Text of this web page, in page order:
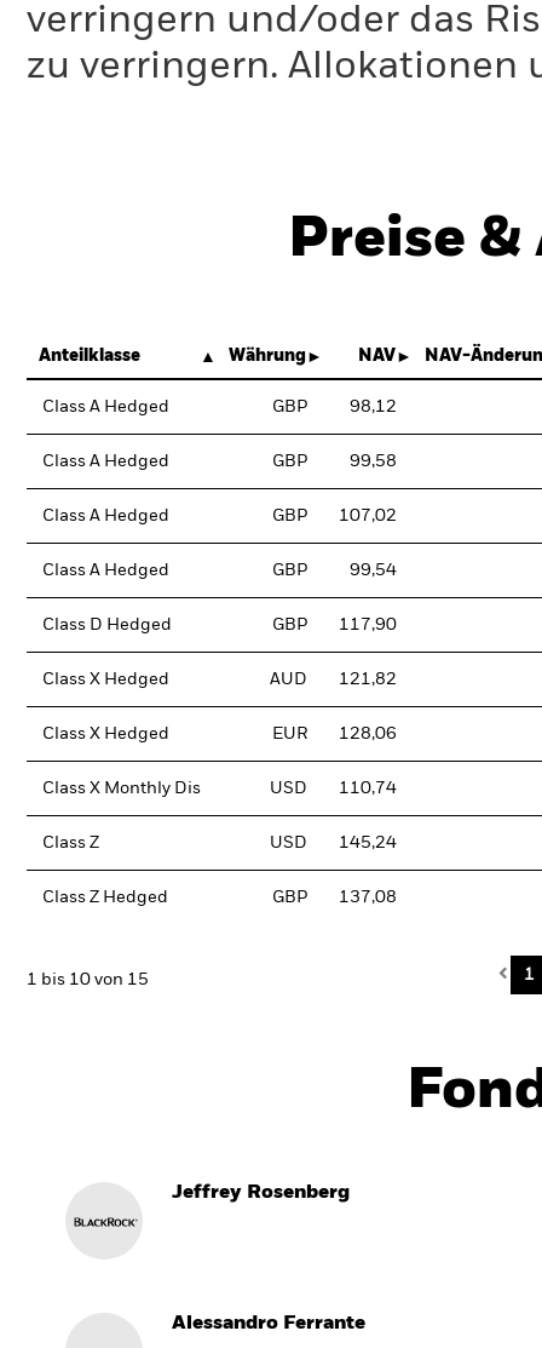
verringern und/oder das
zu verringern. Allokationen
Preise
Anteilklasse Währung NAV NAV-
Class A Hedged GBP 98,12
Class A Hedged GBP 99,58
Class A Hedged GBP 107,02
Class A Hedged GBP 99,54
Class D Hedged GBP 117,90
Class X Hedged AUD 121,82
Class X Hedged EUR 128,06
Class X Monthly Dis USD 110,74
Class Z USD 145,24
Class Z Hedged GBP 137,08
1 bis 10 von 15 1
Jeffrey Rosenberg
Alessandro Ferrante